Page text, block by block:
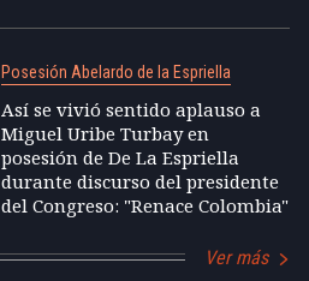
Posesión Abelardo de la Espriella
Así se vivió sentido aplauso a
Miguel Uribe Turbay en
posesión de De La Espriella
durante discurso del presidente
del Congreso: "Renace Colombia"
Ver más